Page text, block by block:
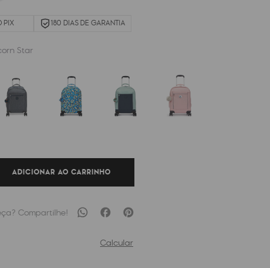
PIX 180 DIAS DE GARANTIA
Star
ADICIONAR AO CARRINHO
Calcular